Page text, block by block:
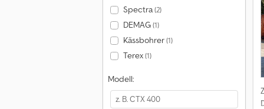
Spectra(2)
DEMAG(1)
Kässbohrer(1)
Terex(1)
Modell: